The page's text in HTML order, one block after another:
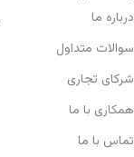
درباره ما
سوالات متداول
شرکای تجاری
همکاری با ما
تماس با ما